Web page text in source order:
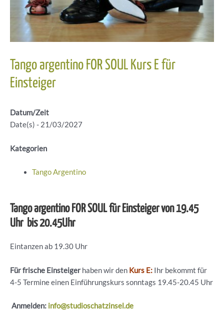
Tango argentino FOR SOUL Kurs E für
Einsteiger
Datum/Zeit
Date(s) - 21/03/2027
Kategorien
Tango Argentino
Tango argentino FOR SOUL für Einsteiger von 19.45
Uhr bis 20.45Uhr
Eintanzen ab 19.30 Uhr
Für frische Einsteigerhaben wir den Kurs E: Ihr bekommt für
4-5 Termine einen Einführungskurs sonntags 19.45-20.45 Uhr
Anmelden: info@studioschatzinsel.de